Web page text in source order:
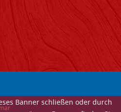
Banner schließen oder durch